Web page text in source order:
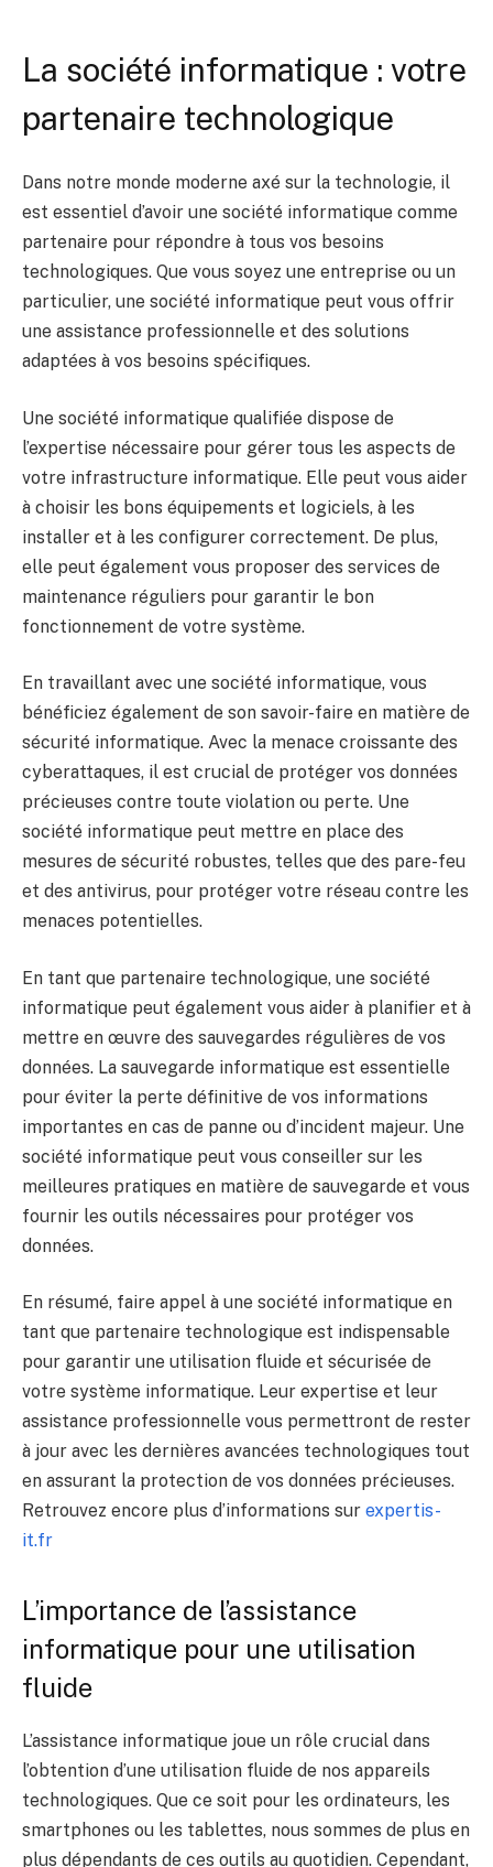
La société informatique : votre
partenaire technologique
Dans notre monde moderne axé sur la technologie, il
est essentiel d’avoir une société informatique comme
partenaire pour répondre à tous vos besoins
technologiques. Que vous soyez une entreprise ou un
particulier, une société informatique peut vous offrir
une assistance professionnelle et des solutions
adaptées à vos besoins spécifiques.
Une société informatique qualifiée dispose de
l’expertise nécessaire pour gérer tous les aspects de
votre infrastructure informatique. Elle peut vous aider
à choisir les bons équipements et logiciels, à les
installer et à les configurer correctement. De plus,
elle peut également vous proposer des services de
maintenance réguliers pour garantir le bon
fonctionnement de votre système.
En travaillant avec une société informatique, vous
bénéficiez également de son savoir-faire en matière de
sécurité informatique. Avec la menace croissante des
cyberattaques, il est crucial de protéger vos données
précieuses contre toute violation ou perte. Une
société informatique peut mettre en place des
mesures de sécurité robustes, telles que des pare-feu
et des antivirus, pour protéger votre réseau contre les
menaces potentielles.
En tant que partenaire technologique, une société
informatique peut également vous aider à planifier et à
mettre en œuvre des sauvegardes régulières de vos
données. La sauvegarde informatique est essentielle
pour éviter la perte définitive de vos informations
importantes en cas de panne ou d’incident majeur. Une
société informatique peut vous conseiller sur les
meilleures pratiques en matière de sauvegarde et vous
fournir les outils nécessaires pour protéger vos
données.
En résumé, faire appel à une société informatique en
tant que partenaire technologique est indispensable
pour garantir une utilisation fluide et sécurisée de
votre système informatique. Leur expertise et leur
assistance professionnelle vous permettront de rester
à jour avec les dernières avancées technologiques tout
en assurant la protection de vos données précieuses.
Retrouvez encore plus d’informations sur expertis-
it.fr
L’importance de l’assistance
informatique pour une utilisation
fluide
L’assistance informatique joue un rôle crucial dans
l’obtention d’une utilisation fluide de nos appareils
technologiques. Que ce soit pour les ordinateurs, les
smartphones ou les tablettes, nous sommes de plus en
plus dépendants de ces outils au quotidien. Cependant,